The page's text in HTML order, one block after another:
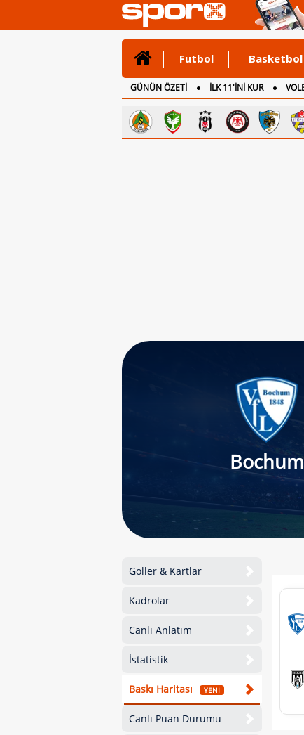
Futbol Basketbol
GÜNÜN ÖZETİ İLK 11'İNİ KUR
CANLI ANLATIM
İNGİLTERE
Bochum
Goller & Kartlar
Kadrolar
Canlı Anlatım
İstatistik
Baskı Haritası YENİ
Canlı Puan Durumu